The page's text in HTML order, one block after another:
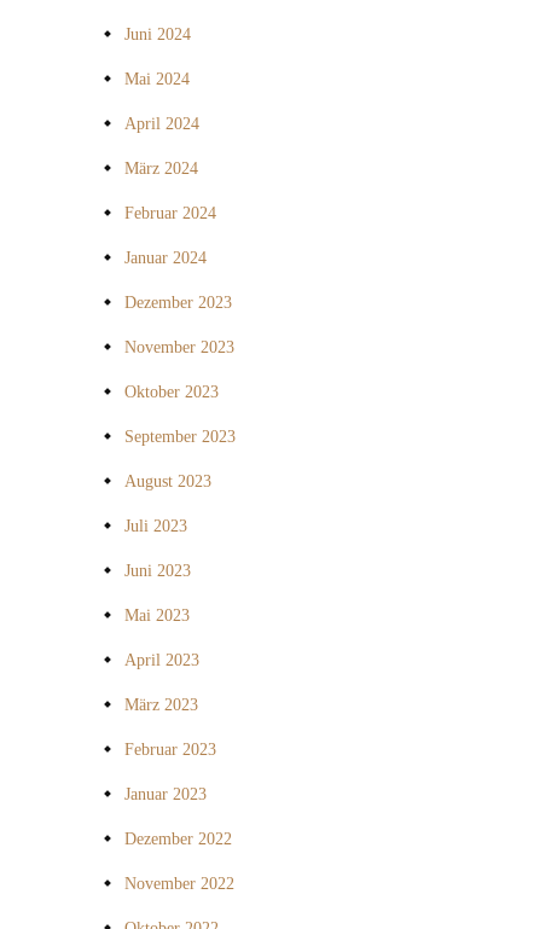
Juni 2024
Mai 2024
April 2024
März 2024
Februar 2024
Januar 2024
Dezember 2023
November 2023
Oktober 2023
September 2023
August 2023
Juli 2023
Juni 2023
Mai 2023
April 2023
März 2023
Februar 2023
Januar 2023
Dezember 2022
November 2022